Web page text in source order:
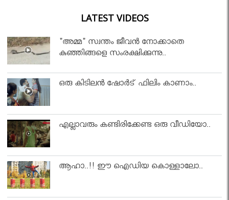
LATEST VIDEOS
"അമ്മ" സ്വന്തം ജീവൻ നോക്കാതെ
കുഞ്ഞിങ്ങളെ സംരക്ഷിക്കുന്നു..
ഒരു കിടിലൻ ഷോർട് ഫിലിം കാണാം..
എല്ലാവരും കണ്ടിരിക്കേണ്ട ഒരു വീഡിയോ..
ആഹാ..!! ഈ ഐഡിയ കൊള്ളാലോ..